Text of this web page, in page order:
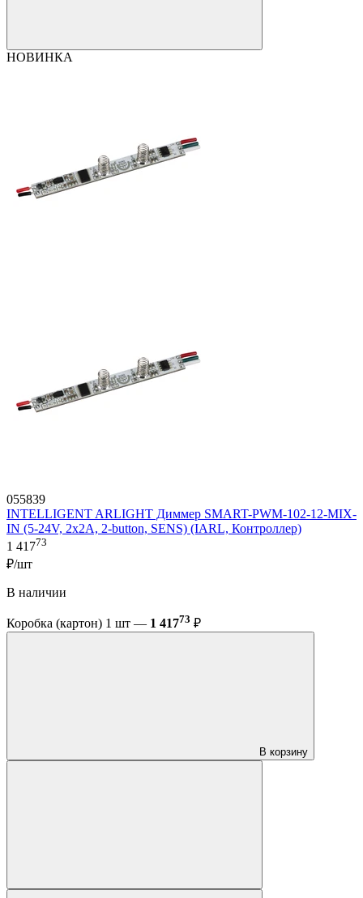
НОВИНКА
055839
INTELLIGENT ARLIGHT Диммер SMART-PWM-102-12-MIX-
IN (5-24V, 2x2A, 2-button, SENS) (IARL, Контроллер)
1 41773
₽/шт
В наличии
Коробка (картон) 1 шт — 1 41773 ₽
В корзину